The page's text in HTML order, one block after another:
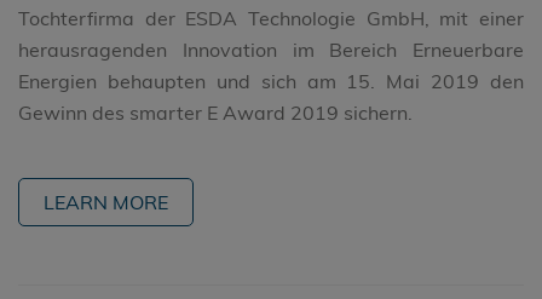
Tochterfirma der ESDA Technologie GmbH, mit einer
herausragenden Innovation im Bereich Erneuerbare
Energien behaupten und sich am 15. Mai 2019 den
Gewinn des smarter E Award 2019 sichern.
LEARN MORE